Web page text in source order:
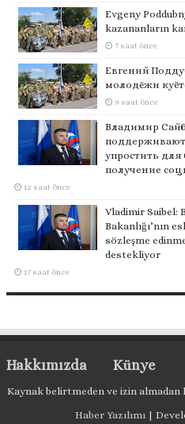
Evgeny
kazananların
7 saat önce
Евгений
молодёжи
9 saat önce
Владимир
упростить
получение
12 saat önce
Vladimir Saibel:
Bakanlığı’nın
sözleşme
destekliyor
17 saat önce
Hakkımızda Künye
Kaynak belirtmeden ve izin almadan
Haber Yazılımı |